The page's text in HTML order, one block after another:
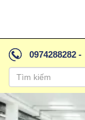
0974288282 -